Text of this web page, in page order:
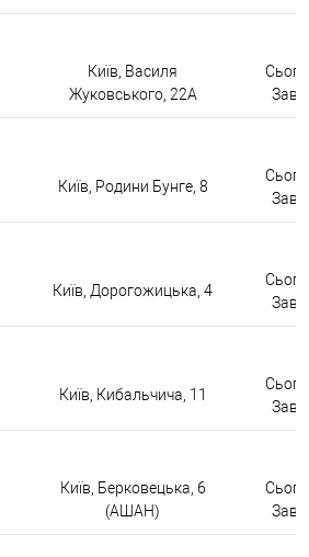
Київ, Василя
Жуковського, 22А
Київ, Родини Бунге, 8
Київ, Дорогожицька, 4
Київ, Кибальчича, 11
Київ, Берковецька, 6
(АШАН)